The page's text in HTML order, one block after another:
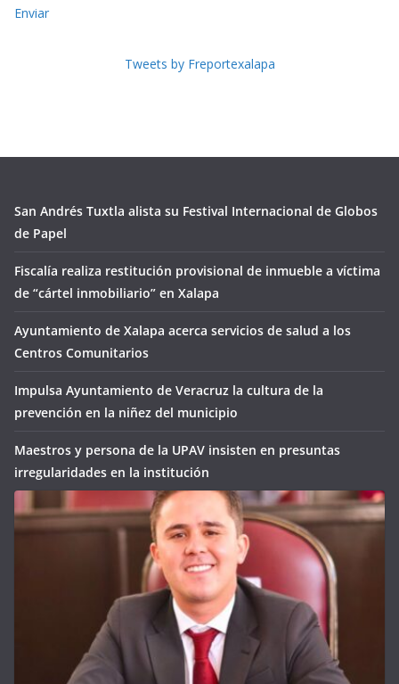
Enviar
Tweets by Freportexalapa
San Andrés Tuxtla alista su Festival Internacional de Globos
de Papel
Fiscalía realiza restitución provisional de inmueble a víctima
de “cártel inmobiliario” en Xalapa
Ayuntamiento de Xalapa acerca servicios de salud a los
Centros Comunitarios
Impulsa Ayuntamiento de Veracruz la cultura de la
prevención en la niñez del municipio
Maestros y persona de la UPAV insisten en presuntas
irregularidades en la institución